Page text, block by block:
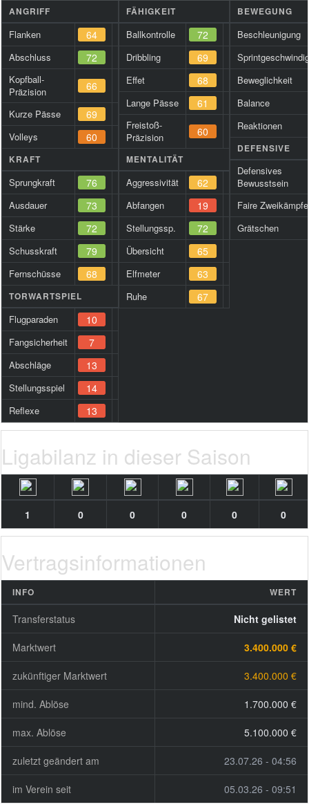
ANGRIFF
Flanken 64
Abschluss 72
Kopfball-
Präzision
66
Kurze Pässe 69
Volleys 60
KRAFT
Sprungkraft 76
Ausdauer 73
Stärke 72
Schusskraft 79
Fernschüsse 68
TORWARTSPIEL
Flugparaden 10
Fangsicherheit 7
Abschläge 13
Stellungsspiel 14
Reflexe 13
FÄHIGKEIT
Ballkontrolle 72
Dribbling 69
Effet 68
Lange Pässe 61
Freistoß-
Präzision
60
MENTALITÄT
Aggressivität 62
Abfangen 19
Stellungssp. 72
Übersicht 65
Elfmeter 63
Ruhe 67
BEWEGUNG
Beschleunigung
Beweglichkeit
Balance
Reaktionen
DEFENSIVE
Defensives
Bewusstsein
Faire Zweikämpfe
Grätschen
Ligabilanz in dieser Saison
1 0 0 0 0 0
Vertragsinformationen
INFO WERT
Transferstatus Nicht gelistet
Marktwert 3.400.000 €
zukünftiger Marktwert 3.400.000 €
mind. Ablöse 1.700.000 €
max. Ablöse 5.100.000 €
zuletzt geändert am 23.07.26 - 04:56
im Verein seit 05.03.26 - 09:51